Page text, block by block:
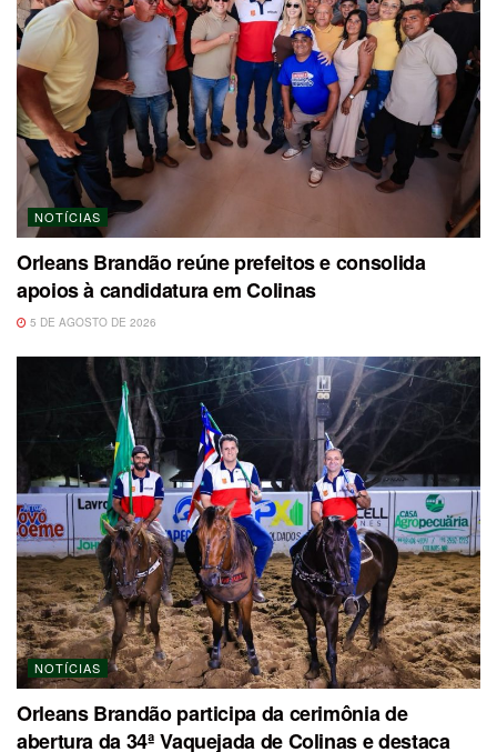
NOTÍCIAS
Orleans Brandão reúne prefeitos e consolida
apoios à candidatura em Colinas
5 DE AGOSTO DE 2026
NOTÍCIAS
Orleans Brandão participa da cerimônia de
abertura da 34ª Vaquejada de Colinas e destaca